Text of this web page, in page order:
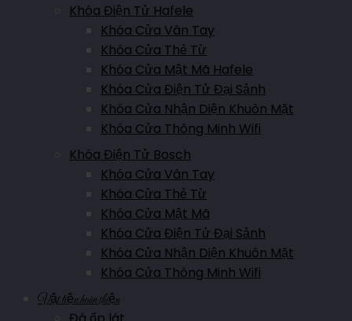
Showroom Lai Châu
Đường Võ Nguyên Giáp, Quyết Thắng, Lai Châu, Việt Nam
0911.007.365
Showroom Yên Bái
Nguyễn Thái Học, P.Nguyễn Thái Học, Yên Bái, Việt Nam
0961.007.365
Showroom Điện Biên
Trần Đăng Ninh, Thanh Bình, Điện Biên Phủ, TP. Điện Biên Phủ
0911.007.365
Khóa Điện Tử Hafele
Khóa Cửa Vân Tay
Khóa Cửa Thẻ Từ
Khóa Cửa Mật Mã Hafele
Khóa Cửa Điện Tử Đại Sảnh
Khóa Cửa Nhận Diện Khuôn Mặt
Khóa Cửa Thông Minh Wifi
Khóa Điện Tử Bosch
Khóa Cửa Vân Tay
Khóa Cửa Thẻ Từ
Khóa Cửa Mật Mã
Khóa Cửa Điện Tử Đại Sảnh
Khóa Cửa Nhận Diện Khuôn Mặt
Khóa Cửa Thông Minh Wifi
Vật liệu hoàn thiện